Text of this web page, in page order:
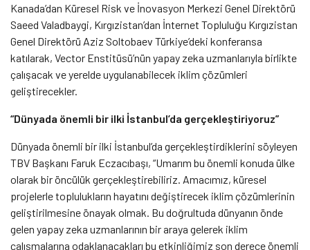
Kanada’dan Küresel Risk ve İnovasyon Merkezi Genel Direktörü
Saeed Valadbaygi, Kırgızistan’dan İnternet Topluluğu Kırgızistan
Genel Direktörü Aziz Soltobaev Türkiye’deki konferansa
katılarak, Vector Enstitüsü’nün yapay zeka uzmanlarıyla birlikte
çalışacak ve yerelde uygulanabilecek iklim çözümleri
geliştirecekler.
“Dünyada önemli bir ilki İstanbul’da gerçekleştiriyoruz”
Dünyada önemli bir ilki İstanbul’da gerçekleştirdiklerini söyleyen
TBV Başkanı Faruk Eczacıbaşı, “Umarım bu önemli konuda ülke
olarak bir öncülük gerçekleştirebiliriz. Amacımız, küresel
projelerle toplulukların hayatını değiştirecek iklim çözümlerinin
geliştirilmesine önayak olmak. Bu doğrultuda dünyanın önde
gelen yapay zeka uzmanlarının bir araya gelerek iklim
çalışmalarına odaklanacakları bu etkinliğimiz son derece önemli